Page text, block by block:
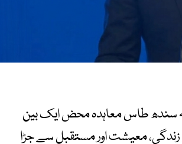
کہ سندھ طاس معاہدہ محض ایک بین
پاکستان کے 24 کروڑ عوام کی زندگی، معیشت اور مستقبل سے جڑا